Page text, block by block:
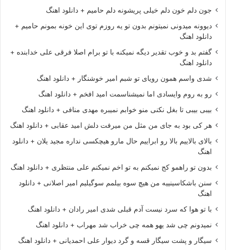
جون دلم خون دلم خیلی پریشونه دلم حامیم + دانلود اهنگ
دیوونه میدونی نمیتونم بدون تو یه روزم توی این خونه بمونم حامیم +
دانلود اهنگ
گفتم بد و خوب تقدیر دیگه نمیکنه با تو برام اصلا فرقی علی خدابنده +
دانلود اهنگ
شدی واسم همون رویای تو شبم امیر خوشنگار + دانلود اهنگ
رو به روم وایسادی اما نمیشناسمت امید افخم + دانلود اهنگ
بیبی بیبی تا بغل نکنی منو خوابم نمیبره مهدی منافی + دانلود اهنگ
هر کی بود به جای من مثل من میرفت دلش امید عقابی + دانلود اهنگ
بالای بالاییم بالا رو ابراییم حال مارو هیچکسی نداره مجید یلان + دانلود
اهنگ
بدون تو راهمو کج نمیکنم به تو اخم نمیکنم علی منتظری + دانلود اهنگ
سنن باشکاسینییه من هیچ سوه بیلمم سوگیلیم امیر اصلانی + دانلود
اهنگ
با تو هوا که سرد نیست آدم قبلی شدی امیر رادان + دانلود اهنگ
نمیدونم چی شد یهو همه چی خراب شد مهراب + دانلود اهنگ
سیگار و پشت سیگار قسه و گرد دیوار علی احمدیانی + دانلود اهنگ